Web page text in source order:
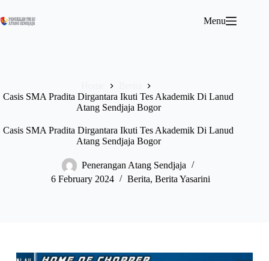
Menu
Casis SMA Pradita Dirgantara Ikuti Tes Akademik Di Lanud
Atang Sendjaja Bogor
Casis SMA Pradita Dirgantara Ikuti Tes Akademik Di Lanud
Atang Sendjaja Bogor
Penerangan Atang Sendjaja
6 February 2024
Berita, Berita Yasarini